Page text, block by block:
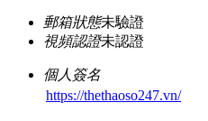
郵箱狀態未驗證
視頻認證未認證
個人簽名
https://thethaoso247.vn/